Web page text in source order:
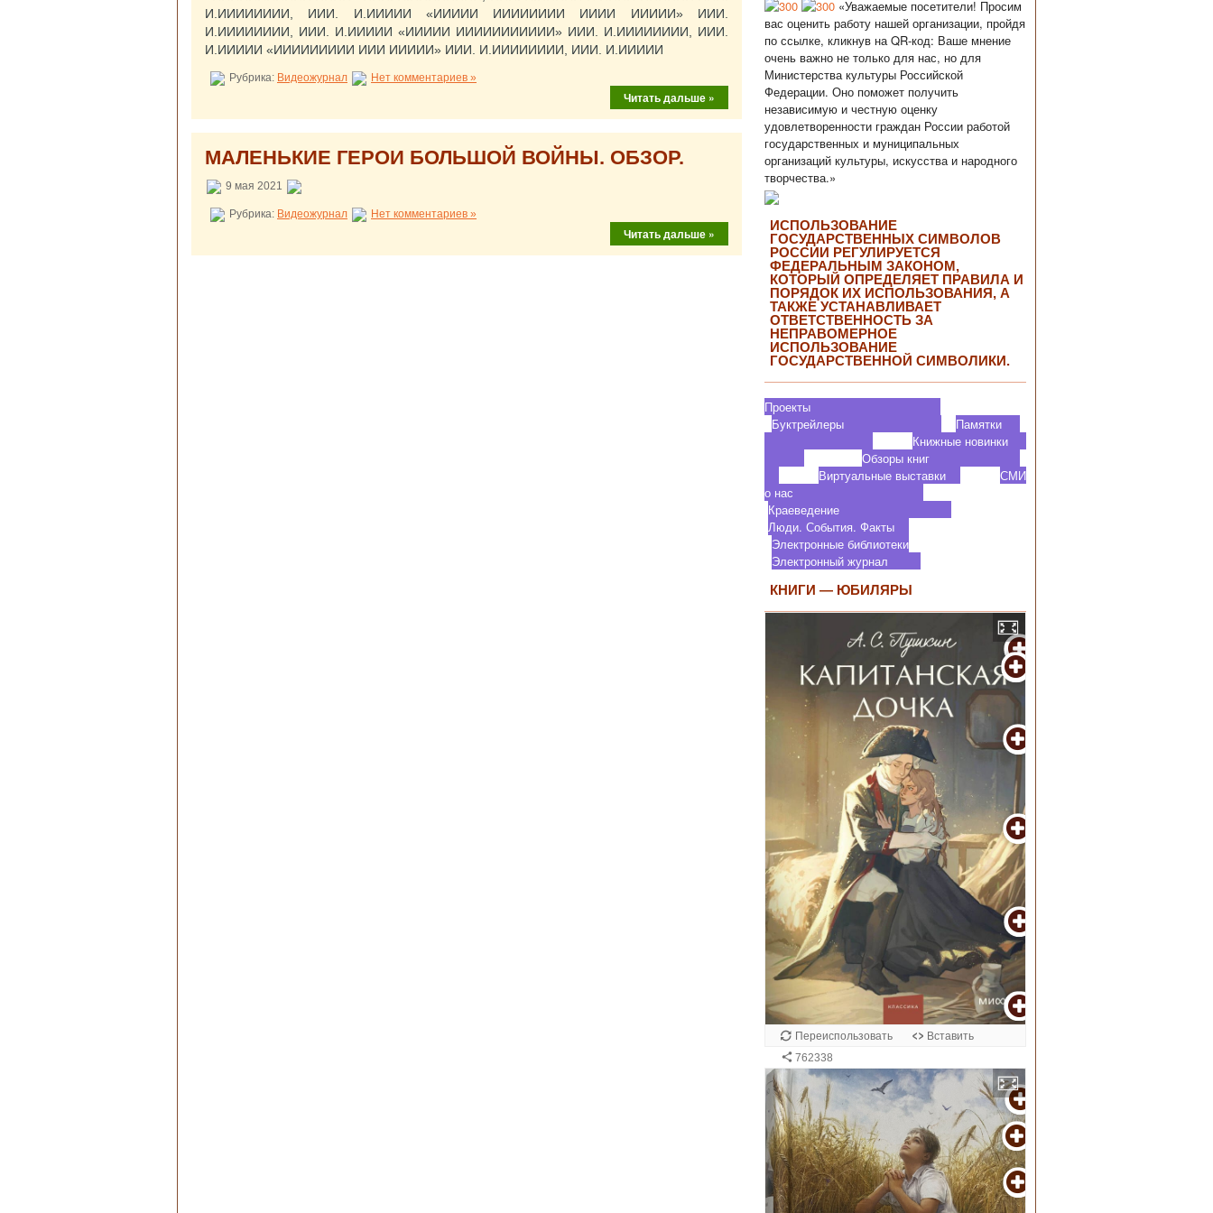
И.ИИИИИИИИ, ИИИ. И.ИИИИИ «ИИИИИ ИИИИИИИИ ИИИИ ИИИИИ» ИИИ.
И.ИИИИИИИИ, ИИИ. И.ИИИИИ «ИИИИИ ИИИИИИИИИИИ» ИИИ. И.ИИИИИИИИ, ИИИ.
И.ИИИИИ «ИИИИИИИИИ ИИИ ИИИИИ» ИИИ. И.ИИИИИИИИ, ИИИ. И.ИИИИИ
Рубрика: Видеожурнал Нет комментариев »
Читать дальше »
МАЛЕНЬКИЕ ГЕРОИ БОЛЬШОЙ ВОЙНЫ. ОБЗОР.
9 мая 2021
Рубрика: Видеожурнал Нет комментариев »
Читать дальше »
«Уважаемые посетители! Просим
вас оценить работу нашей организации, пройдя
по ссылке, кликнув на QR-код: Ваше мнение
очень важно не только для нас, но для
Министерства культуры Российской
Федерации. Оно поможет получить
независимую и честную оценку
удовлетворенности граждан России работой
государственных и муниципальных
организаций культуры, искусства и народного
творчества.»
ИСПОЛЬЗОВАНИЕ
ГОСУДАРСТВЕННЫХ СИМВОЛОВ
РОССИИ РЕГУЛИРУЕТСЯ
ФЕДЕРАЛЬНЫМ ЗАКОНОМ,
КОТОРЫЙ ОПРЕДЕЛЯЕТ ПРАВИЛА И
ПОРЯДОК ИХ ИСПОЛЬЗОВАНИЯ, А
ТАКЖЕ УСТАНАВЛИВАЕТ
ОТВЕТСТВЕННОСТЬ ЗА
НЕПРАВОМЕРНОЕ
ИСПОЛЬЗОВАНИЕ
ГОСУДАРСТВЕННОЙ СИМВОЛИКИ.
Проекты
Буктрейлеры
Памятки
Книжные новинки
Обзоры книг
Виртуальные выставки
СМИ
о нас
Краеведение
Люди. События. Факты
Электронные библиотеки
Электронный журнал
КНИГИ — ЮБИЛЯРЫ